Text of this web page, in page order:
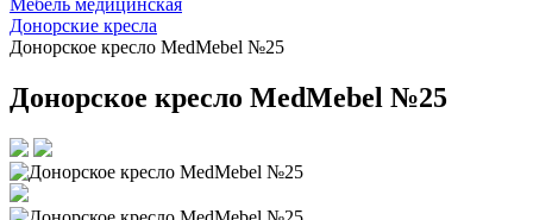
Мебель медицинская
Донорские кресла
Донорское кресло MedMebel №25
Донорское кресло MedMebel №25